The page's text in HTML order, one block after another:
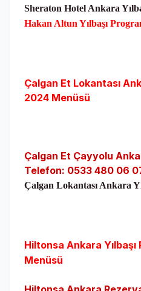
Sheraton Hotel Ankara
Hakan Altun Yılbaşı
Çalgan Et Lokantası
2024 Menüsü
Çalgan Et Çayyolu
Telefon: 0533 480 06
Çalgan Lokantası Ankara
Hiltonsa Ankara Yılbaşı
Menüsü